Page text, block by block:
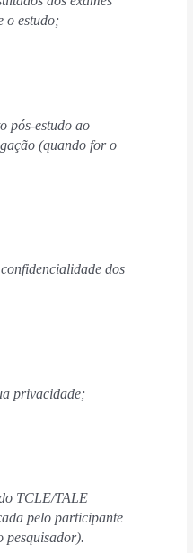
o estudo;
pós-estudo ao
(quando for o
dos
privacidade;
TCLE/TALE
pelo participante
pesquisador).